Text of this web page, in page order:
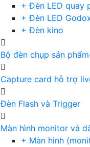
+ Đèn LED quay
+ Đèn LED
+ Đèn kino
Bộ đèn chụp sản
Capture card hỗ trợ
Đèn Flash và Trigger
Màn hình monitor và
+ Màn hinh